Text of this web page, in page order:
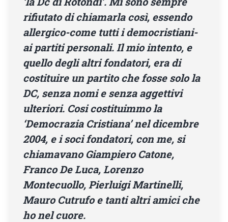
rifiutato di chiamarla così, essendo
allergico-come tutti i democristiani-
ai partiti personali. Il mio intento, e
quello degli altri fondatori, era di
costituire un partito che fosse solo la
DC, senza nomi e senza aggettivi
ulteriori. Cosi costituimmo la
‘Democrazia Cristiana’ nel dicembre
2004, e i soci fondatori, con me, si
chiamavano Giampiero Catone,
Franco De Luca, Lorenzo
Montecuollo, Pierluigi Martinelli,
Mauro Cutrufo e tanti altri amici che
ho nel cuore.